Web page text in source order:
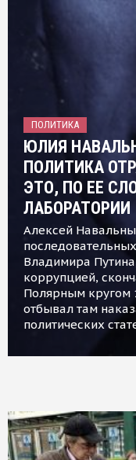
ПОЛИТИКА
ЮЛИЯ
ПОЛИТИКА
ЭТО, ПО ЕЕ
ЛАБОРАТОРИИ
Алексей
Владимира
коррупцией,
Полярным кругом
отбывал там
политических